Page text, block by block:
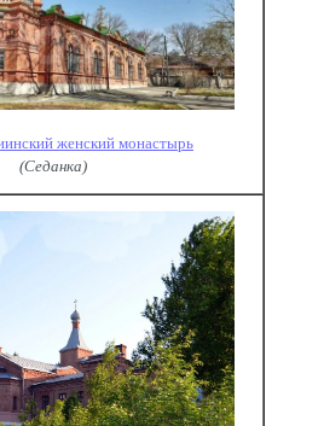
женский монастырь
(Седанка)